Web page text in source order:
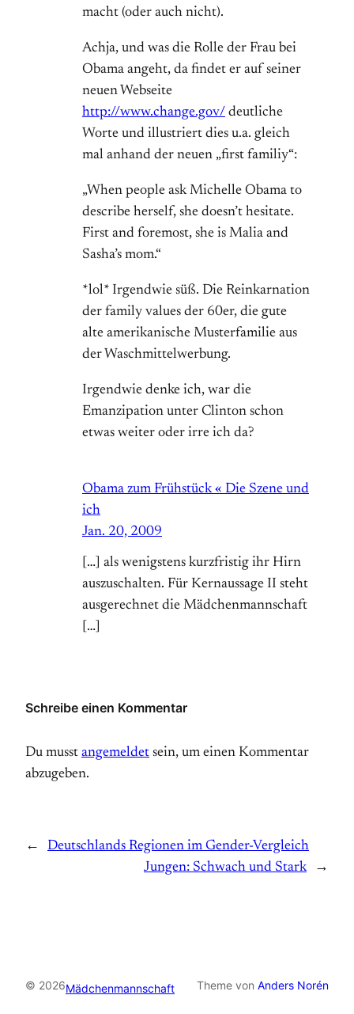
macht (oder auch nicht).
Achja, und was die Rolle der Frau bei
Obama angeht, da findet er auf seiner
neuen Webseite
http://www.change.gov/ deutliche
Worte und illustriert dies u.a. gleich
mal anhand der neuen „first familiy“:
„When people ask Michelle Obama to
describe herself, she doesn’t hesitate.
First and foremost, she is Malia and
Sasha’s mom.“
*lol* Irgendwie süß. Die Reinkarnation
der family values der 60er, die gute
alte amerikanische Musterfamilie aus
der Waschmittelwerbung.
Irgendwie denke ich, war die
Emanzipation unter Clinton schon
etwas weiter oder irre ich da?
Obama zum Frühstück « Die Szene und
ich
Jan. 20, 2009
[…] als wenigstens kurzfristig ihr Hirn
auszuschalten. Für Kernaussage II steht
ausgerechnet die Mädchenmannschaft
[…]
Schreibe einen Kommentar
Du musst angemeldet sein, um einen Kommentar
abzugeben.
←
Deutschlands Regionen im Gender-Vergleich
Jungen: Schwach und Stark
→
© 2026Mädchenmannschaft Theme von Anders Norén